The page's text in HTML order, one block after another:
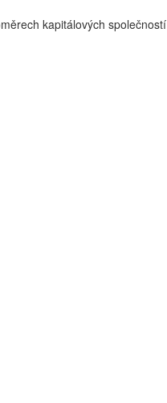
kapitálových společností